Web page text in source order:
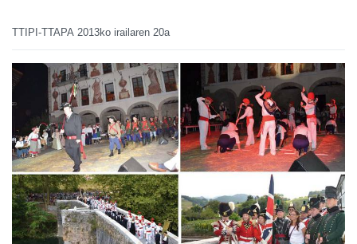
TTIPI-TTAPA 2013ko irailaren 20a